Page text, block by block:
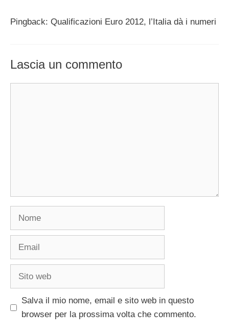
Pingback: Qualificazioni Euro 2012, l’Italia dà i numeri
Lascia un commento
Nome
Email
Sito
Salva il mio nome, email e sito web in questo
browser per la prossima volta che commento.